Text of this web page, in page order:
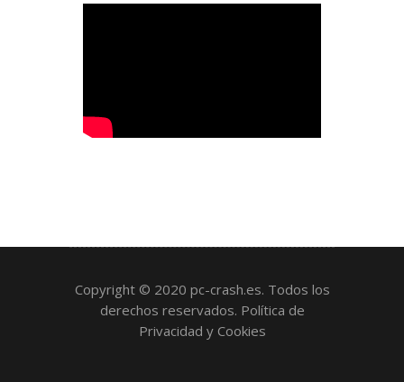
Copyright © 2020 pc-crash.es. Todos los
derechos reservados. Política de
Privacidad y Cookies